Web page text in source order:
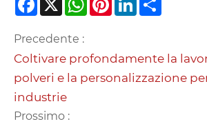
Precedente :
Coltivare profondamente la
polveri e la personalizzazione
industrie
Prossimo :